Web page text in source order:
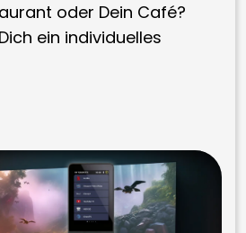
oder Dein Café?
ein individuelles